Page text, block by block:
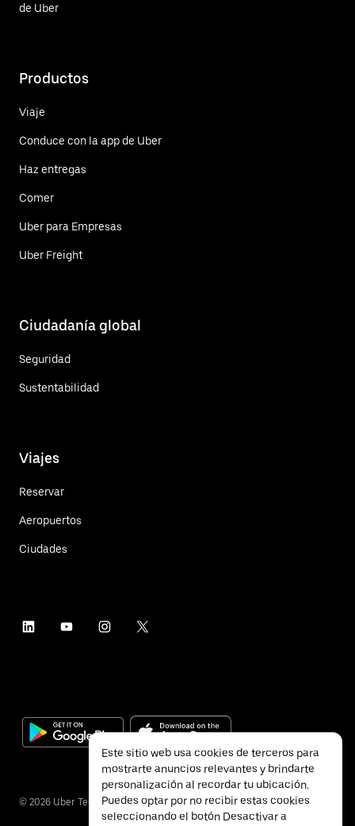
de Uber
Productos
Viaje
Conduce con la app de Uber
Haz entregas
Comer
Uber para Empresas
Uber Freight
Ciudadanía global
Seguridad
Sustentabilidad
Viajes
Reservar
Aeropuertos
Ciudades
© 2026 Uber Technologies Inc.
Este sitio web usa cookies de terceros para
mostrarte anuncios relevantes y brindarte
personalización al recordar tu ubicación.
Puedes optar por no recibir estas cookies
seleccionando el botón Desactivar a